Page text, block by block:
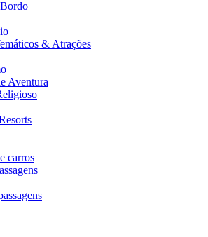
& Atrações
Aventura
carros